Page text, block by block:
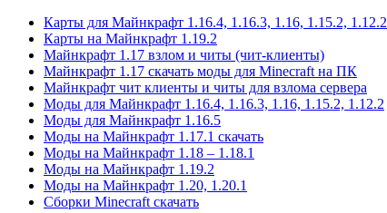
Карты для Майнкрафт 1.16.4, 1.16.3, 1.16, 1.15.2, 1.12.2
Карты на Майнкрафт 1.19.2
Майнкрафт 1.17 взлом и читы (чит-клиенты)
Майнкрафт 1.17 скачать моды для Minecraft на ПК
Майнкрафт чит клиенты и читы для взлома сервера
Моды для Майнкрафт 1.16.4, 1.16.3, 1.16, 1.15.2, 1.12.2
Моды для Майнкрафт 1.16.5
Моды на Майнкрафт 1.17.1 скачать
Моды на Майнкрафт 1.18 – 1.18.1
Моды на Майнкрафт 1.19.2
Моды на Майнкрафт 1.20, 1.20.1
Сборки Minecraft скачать